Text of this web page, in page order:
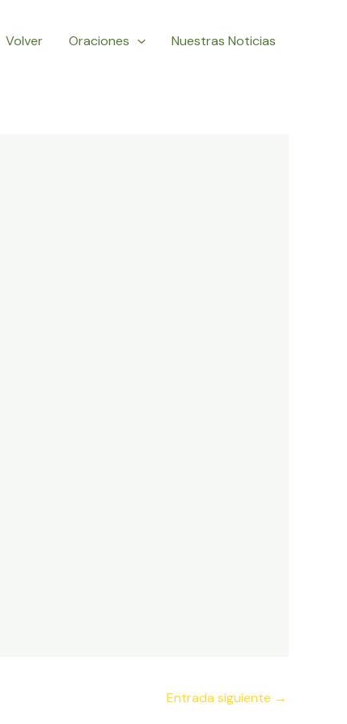
Volver Oraciones Nuestras Noticias
Entrada siguiente →